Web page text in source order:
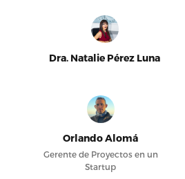
Dra. Natalie Pérez Luna
Orlando Alomá
Gerente de Proyectos en un
Startup